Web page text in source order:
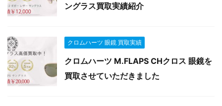
ングラス買取実績紹介
クロムハーツ 眼鏡 買取実績
クロムハーツ M.FLAPS CHクロス 眼鏡を
買取させていただきました